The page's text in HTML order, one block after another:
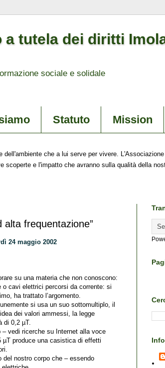
tutela dei diritti
sociale e solidale
Statuto Mission
che a lui serve per vivere.
scoperte e l'impatto che avranno sulla qualità della
frequentazione”
24 maggio 2002
su una materia che non conoscono:
o cavi elettrici percorsi da corrente: si
ha trattato l’argomento.
si usa un suo sottomultiplo, il
dei valori ammessi, la legge
di 0,2 µT.
vedi ricerche su Internet alla voce
µT produce una casistica di effetti
del nostro corpo che – essendo